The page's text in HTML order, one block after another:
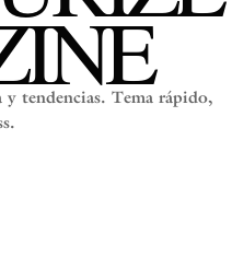
tendencias. Tema rápido,